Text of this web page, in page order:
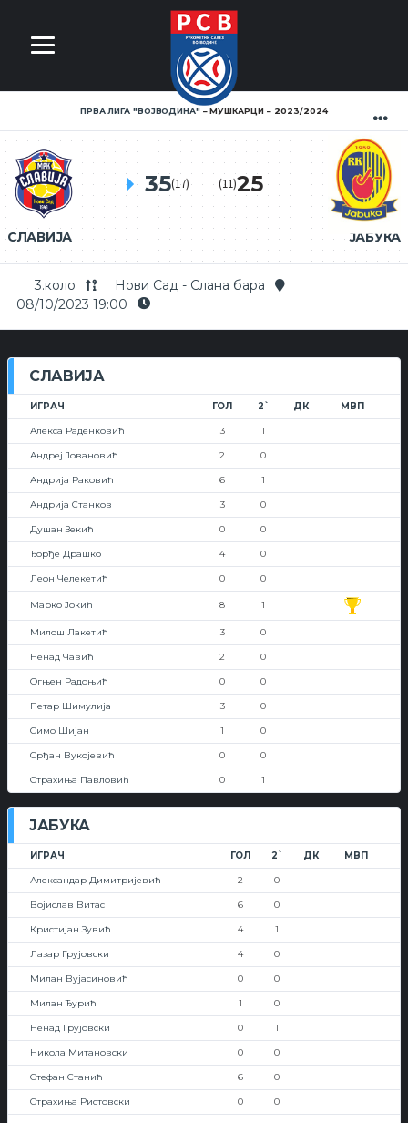
ПРВА ЛИГА ''ВОЈВОДИНА'' МУШКАРЦИ 2023/2024
СЛАВИЈА
35(17)
ЈАБУКА
(11)25
3.коло
Нови Сад - Слана бара
08/10/2023 19:00
СЛАВИЈА
ИГРАЧ ГОЛ 2` ДК МВП
Алекса Раденковић 3 1
Андреј Јовановић 2 0
Андрија Раковић 6 1
Андрија Станков 3 0
Душан Зекић 0 0
Ђорђе Драшко 4 0
Леон Челекетић 0 0
Марко Јокић 8 1
Милош Лакетић 3 0
Ненад Чавић 2 0
Огњен Радоњић 0 0
Петар Шимулија 3 0
Симо Шијан 1 0
Срђан Вукојевић 0 0
Страхиња Павловић 0 1
ЈАБУКА
ИГРАЧ ГОЛ 2` ДК МВП
Александар Димитријевић 2 0
Војислав Витас 6 0
Кристијан Зувић 4 1
Лазар Грујовски 4 0
Милан Вујасиновић 0 0
Милан Ђурић 1 0
Ненад Грујoвски 0 1
Никола Митановски 0 0
Стефан Станић 6 0
Страхиња Ристовски 0 0